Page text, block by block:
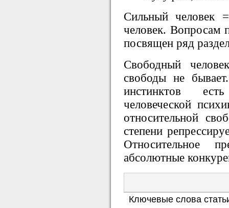
Сильный человек
человек. Вопросам
посвящен ряд
Свободный
свободы не
инстинктов
человеческой
относительной
степени
Относительное
абсолютные
Ключевые слова